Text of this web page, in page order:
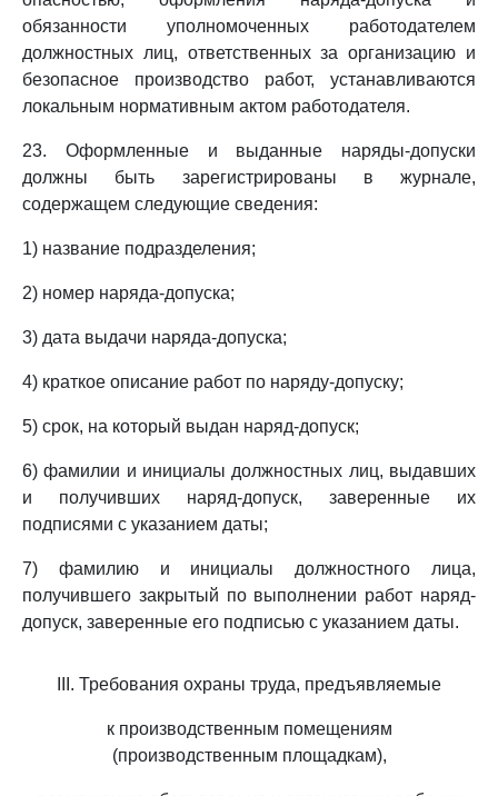
обязанности уполномоченных работодателем
должностных лиц, ответственных за организацию и
безопасное производство работ, устанавливаются
локальным нормативным актом работодателя.
23. Оформленные и выданные наряды-допуски
должны быть зарегистрированы в журнале,
содержащем следующие сведения:
1) название подразделения;
2) номер наряда-допуска;
3) дата выдачи наряда-допуска;
4) краткое описание работ по наряду-допуску;
5) срок, на который выдан наряд-допуск;
6) фамилии и инициалы должностных лиц, выдавших
и получивших наряд-допуск, заверенные их
подписями с указанием даты;
7) фамилию и инициалы должностного лица,
получившего закрытый по выполнении работ наряд-
допуск, заверенные его подписью с указанием даты.
III. Требования охраны труда, предъявляемые
к производственным помещениям
(производственным площадкам),